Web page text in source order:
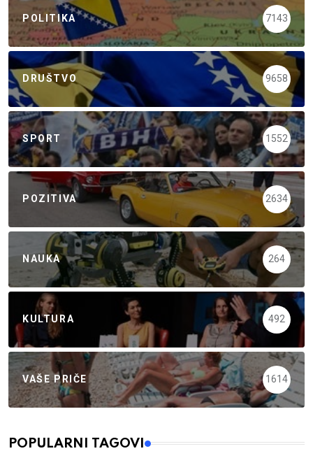
POLITIKA 7143
DRUŠTVO 9658
SPORT 1552
POZITIVA 2634
NAUKA 264
KULTURA 492
VAŠE PRIČE 1614
POPULARNI TAGOVI